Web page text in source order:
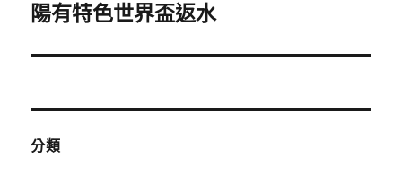
一
文
陽有特色世界盃返水
分類